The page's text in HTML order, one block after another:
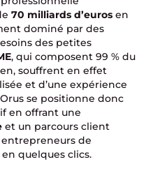
70 milliards d’euros en
dominé par des
des petites
, qui composent 99 % du
souffrent en effet
et d’une expérience
se positionne donc
en offrant une
et un parcours client
de
quelques clics.